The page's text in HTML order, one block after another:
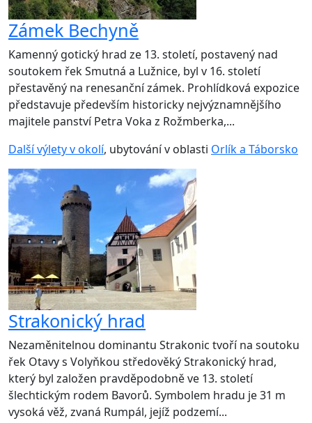
Zámek Bechyně
Kamenný gotický hrad ze 13. století, postavený nad
soutokem řek Smutná a Lužnice, byl v 16. století
přestavěný na renesanční zámek. Prohlídková expozice
představuje především historicky nejvýznamnějšího
majitele panství Petra Voka z Rožmberka,...
Další výlety v okolí, ubytování v oblasti Orlík a Táborsko
Strakonický hrad
Nezaměnitelnou dominantu Strakonic tvoří na soutoku
řek Otavy s Volyňkou středověký Strakonický hrad,
který byl založen pravděpodobně ve 13. století
šlechtickým rodem Bavorů. Symbolem hradu je 31 m
vysoká věž, zvaná Rumpál, jejíž podzemí...